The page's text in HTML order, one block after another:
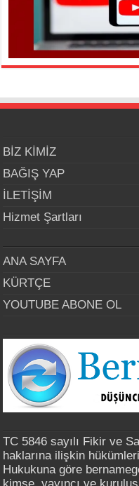
BİZ KİMİZ
BAĞIŞ YAP
İLETİŞİM
Hizmet Şartları
ANA SAYFA
KÜRTÇE
YOUTUBE ABONE OL
TC 5846 sayılı Fikir ve
haklarına ilişkin
Hukukuna göre
kimse, yayıncı ve